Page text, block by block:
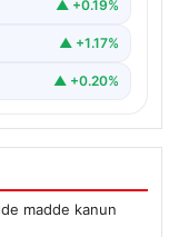
▲ +0.19%
▲ +1.17%
▲ +0.20%
madde kanun